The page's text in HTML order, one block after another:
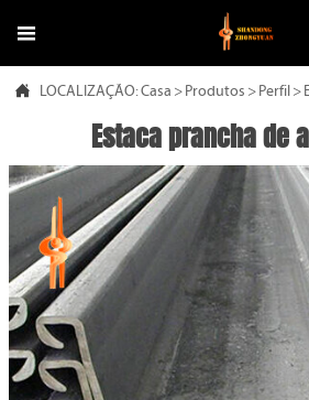

 LOCALIZAÇÃO:Casa > Produtos > Perfil >
Estaca prancha de